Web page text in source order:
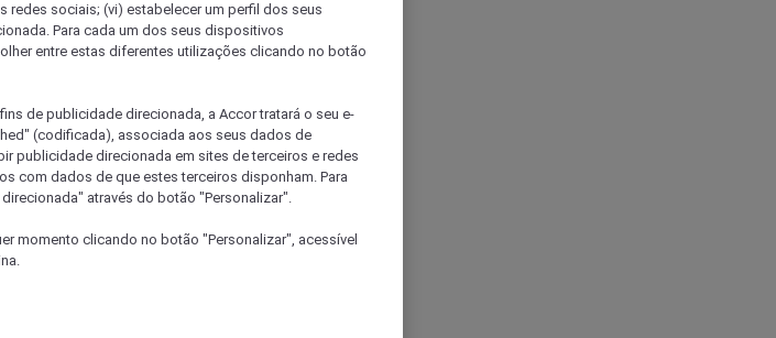
redes sociais; (vi) estabelecer um perfil dos seus
Para cada um dos seus dispositivos
entre estas diferentes utilizações clicando no botão
de publicidade direcionada, a Accor tratará o seu e-
(codificada), associada aos seus dados de
publicidade direcionada em sites de terceiros e redes
com dados de que estes terceiros disponham. Para
através do botão "Personalizar".
momento clicando no botão "Personalizar", acessível